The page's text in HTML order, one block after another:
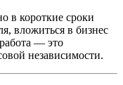
в короткие сроки
вложиться в бизнес
— это
независимости.